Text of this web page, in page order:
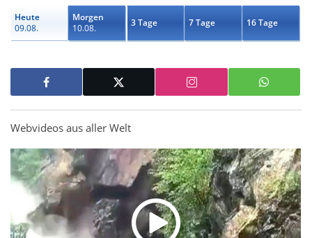
Heute
09.08.
Morgen
10.08.
3 Tage 7 Tage 16 Tage
Webvideos aus aller Welt